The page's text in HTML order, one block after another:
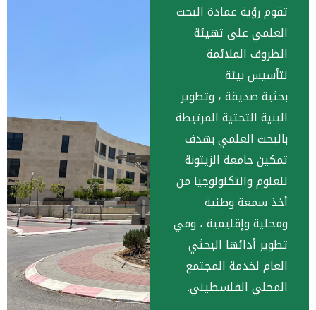
تقوم رؤية عمادة البحث
العلمي على تهيئة
الظروف الملائمة
لتأسيس بيئة
بحثية صديقة ، وتطوير
البنية التحتية المرتبطة
بالبحث العلمي بهدف
تمكين جامعة الزيتونة
للعلوم والتكنولوجيا من
أخذ سمعة وطنية
ومحلية وإقليمية ، وفي
تطوير أدائها البحثي
العام لخدمة المجتمع
المحلي الفلسطيني.